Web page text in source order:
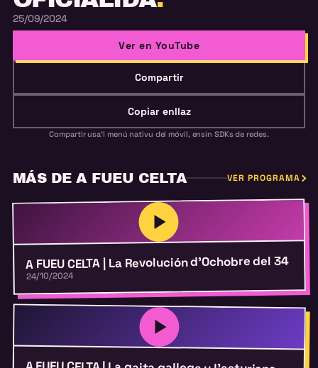
25/09/2024
Ver en YouTube
Compartir
Copiar enllaz
Compartir usa'l menú nativu del móvil, ensin SDKs de redes.
MÁS DE A FUEU CELTA VER PROGRAMA
A FUEU CELTA | La Revolución d’Ochobre del 34
24/10/2024